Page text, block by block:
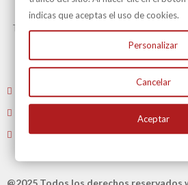
Transporte Gratuito en Península para
mayoría de
Consulte en Condiciones
Tel. 604 181 386 L-V 9 a 14:00 y de
Tiene 15 días para devolvernos su
@2025 Todos los derechos reservados
indicas que aceptas el uso de cookies.
Personalizar
Cancelar
Aceptar